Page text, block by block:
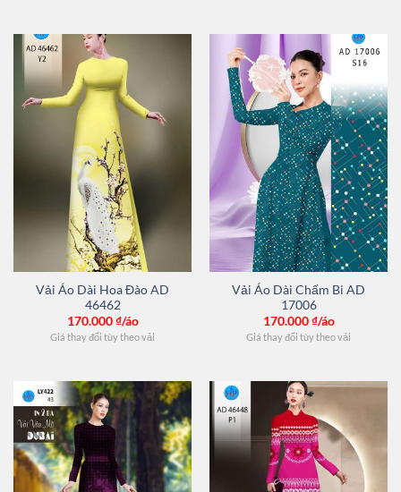
Vải Áo Dài Hoa Đào AD
46462
170.000₫/áo
Giá thay đổi tùy theo vải
Vải Áo Dài Chấm Bi AD
17006
170.000₫/áo
Giá thay đổi tùy theo vải